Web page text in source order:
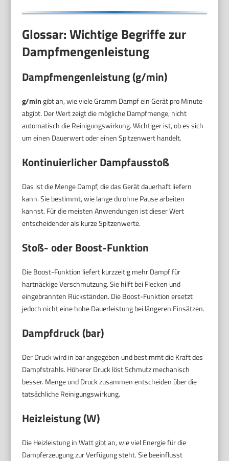
Glossar: Wichtige Begriffe zur
Dampfmengenleistung
Dampfmengenleistung (g/min)
g/mingibt an, wie viele Gramm Dampf ein Gerät pro Minute
abgibt. Der Wert zeigt die mögliche Dampfmenge, nicht
automatisch die Reinigungswirkung. Wichtiger ist, ob es sich
um einen Dauerwert oder einen Spitzenwert handelt.
Kontinuierlicher Dampfausstoß
Das ist die Menge Dampf, die das Gerät dauerhaft liefern
kann. Sie bestimmt, wie lange du ohne Pause arbeiten
kannst. Für die meisten Anwendungen ist dieser Wert
entscheidender als kurze Spitzenwerte.
Stoß- oder Boost-Funktion
Die Boost-Funktion liefert kurzzeitig mehr Dampf für
hartnäckige Verschmutzung. Sie hilft bei Flecken und
eingebrannten Rückständen. Die Boost-Funktion ersetzt
jedoch nicht eine hohe Dauerleistung bei längeren Einsätzen.
Dampfdruck (bar)
Der Druck wird in bar angegeben und bestimmt die Kraft des
Dampfstrahls. Höherer Druck löst Schmutz mechanisch
besser. Menge und Druck zusammen entscheiden über die
tatsächliche Reinigungswirkung.
Heizleistung (W)
Die Heizleistung in Watt gibt an, wie viel Energie für die
Dampferzeugung zur Verfügung steht. Sie beeinflusst